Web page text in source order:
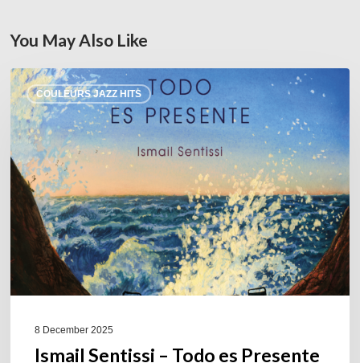
You May Also Like
COULEURS JAZZ HITS
Ismail
Sentissi –
Todo
es
Presente
@Sunside
01/23/26
8 December 2025
Ismail Sentissi – Todo es Presente